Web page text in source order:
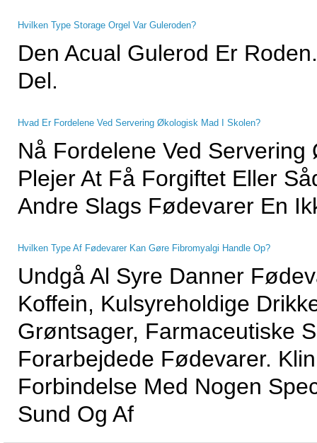
Hvilken Type Storage Orgel Var Guleroden?
Den Acual Gulerod Er
Del.
Hvad Er Fordelene Ved Servering Økologisk Mad I Skolen?
Nå Fordelene Ved
Plejer At Få Forgiftet Eller
Andre Slags Fødevarer En
Hvilken Type Af Fødevarer Kan Gøre Fibromyalgi Handle Op?
Undgå Al Syre Danner
Koffein, Kulsyreholdige
Grøntsager, Farmaceutiske
Forarbejdede Fødevarer.
Forbindelse Med Nogen
Sund Og Af